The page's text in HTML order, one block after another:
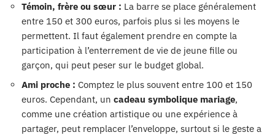
Témoin, frère ou sœur : La barre se place généralement
entre 150 et 300 euros, parfois plus si les moyens le
permettent. Il faut également prendre en compte la
participation à l’enterrement de vie de jeune fille ou
garçon, qui peut peser sur le budget global.
Ami proche : Comptez le plus souvent entre 100 et 150
euros. Cependant, un cadeau symbolique mariage,
comme une création artistique ou une expérience à
partager, peut remplacer l’enveloppe, surtout si le geste a